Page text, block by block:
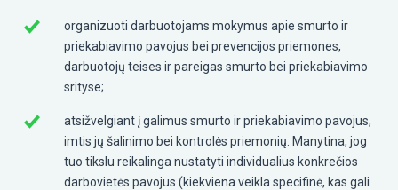
organizuoti darbuotojams mokymus apie smurto ir
priekabiavimo pavojus bei prevencijos priemones,
darbuotojų teises ir pareigas smurto bei priekabiavimo
srityse;
atsižvelgiant į galimus smurto ir priekabiavimo pavojus,
imtis jų šalinimo bei kontrolės priemonių. Manytina, jog
tuo tikslu reikalinga nustatyti individualius konkrečios
darbovietės pavojus (kiekviena veikla specifinė, kas gali